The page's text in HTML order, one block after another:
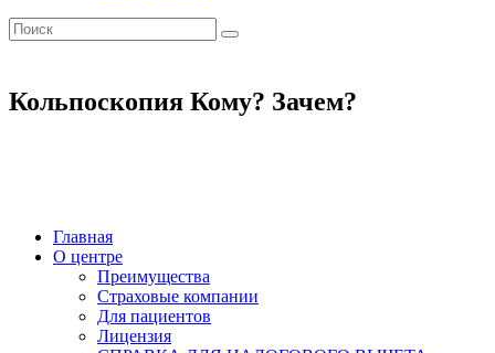
Кольпоскопия Кому? Зачем?
Главная
О центре
Преимущества
Страховые компании
Для пациентов
Лицензия